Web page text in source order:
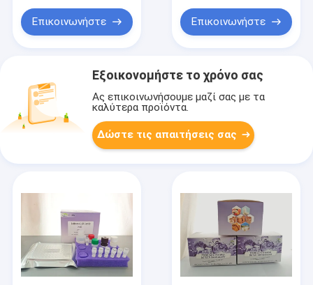
105% για σιτηρά και
ζωοτροφές
Επικοινωνήστε
δείγματα νερού
Επικοινωνήστε
Εξοικονομήστε το χρόνο σας
Ας επικοινωνήσουμε μαζί σας με τα
καλύτερα προϊόντα.
Δώστε τις απαιτήσεις σας